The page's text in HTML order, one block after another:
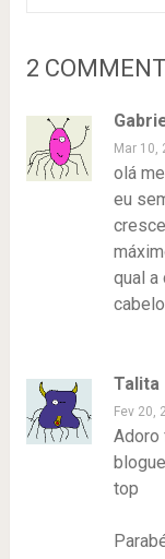
2
Mar 10,
olá
eu
qual a
Talita
Fev 20,
Adoro
top